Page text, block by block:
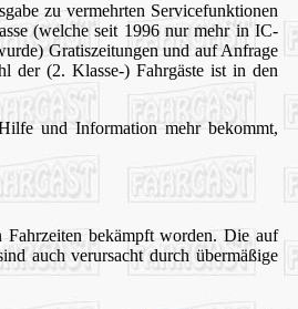
zu vermehrten Servicefunktionen
(welche seit 1996 nur mehr in IC-
Gratiszeitungen und auf Anfrage
der (2. Klasse-) Fahrgäste ist in den
und Information mehr bekommt,
Fahrzeiten bekämpft worden. Die auf
auch verursacht durch übermäßige